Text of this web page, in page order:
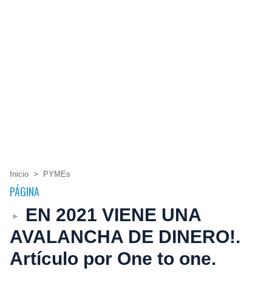
Inicio > PYMEs
PÁGINA
EN 2021 VIENE UNA
AVALANCHA DE DINERO!.
Artículo por One to one.